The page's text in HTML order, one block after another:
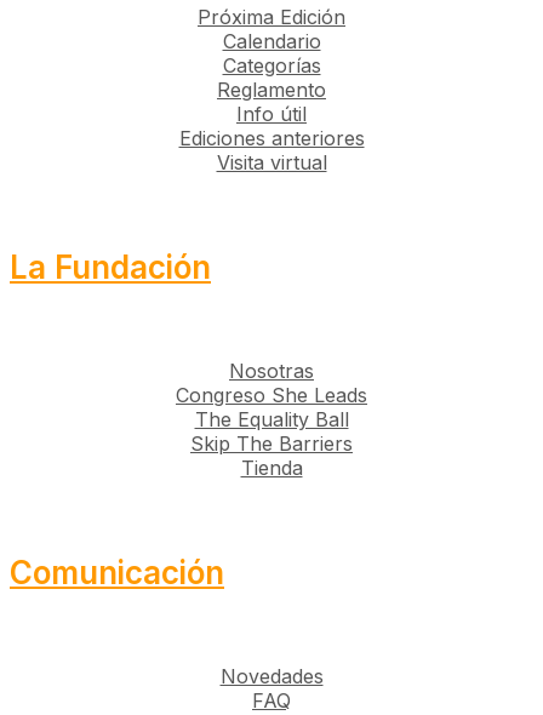
Próxima Edición
Calendario
Categorías
Reglamento
Info útil
Ediciones anteriores
Visita virtual
La Fundación
Nosotras
Congreso She Leads
The Equality Ball
Skip The Barriers
Tienda
Comunicación
Novedades
FAQ